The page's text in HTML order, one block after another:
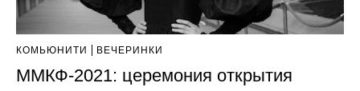
КОМЬЮНИТИ ВЕЧЕРИНКИ
ММКФ-2021: церемония открытия